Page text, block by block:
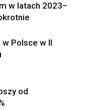
w latach 2023–
Polsce w II
od